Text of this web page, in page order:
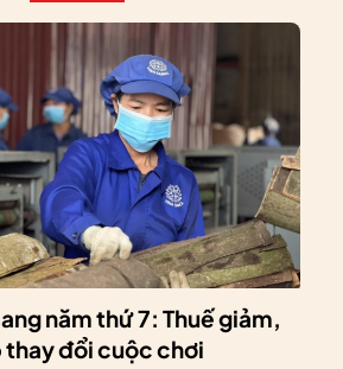
năm thứ 7: Thuế giảm,
thay đổi cuộc chơi